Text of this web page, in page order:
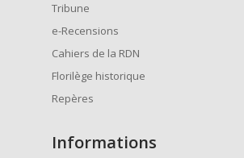
Tribune
e-Recensions
Cahiers de la RDN
Florilège historique
Repères
Informations